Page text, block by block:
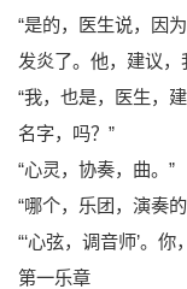
“是的，医生说，因
发炎了。他，建议
“我，也是，医生，
名字，吗？”
“心灵，协奏，曲。”
“哪个，乐团，演奏
“‘心弦，调音师’。
第一乐章